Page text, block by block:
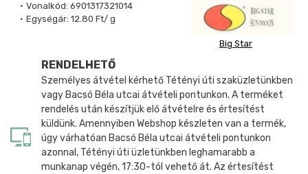
Vonalkód: 6901317321014
Egységár: 12.80 Ft/ g
Big Star
RENDELHETŐ
Személyes átvétel kérhető Tétényi úti szaküzletünkben
vagy Bacsó Béla utcai átvételi pontunkon. A terméket
rendelés után készítjük elő átvételre és értesítést
küldünk. Amennyiben Webshop készleten van a termék,
úgy várhatóan Bacsó Béla utcai átvételi pontunkon
azonnal, Tétényi úti üzletünkben leghamarabb a
munkanap végén, 17:30-tól vehető át. Az értesítést